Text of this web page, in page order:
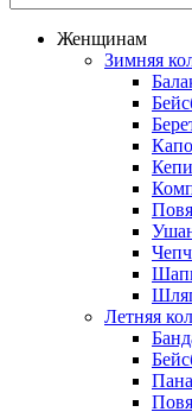
Женщинам
Зимняя
Кепи
Летняя